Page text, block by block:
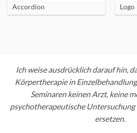
Accordion Logo
Ich weise ausdrücklich darauf hin,
Körpertherapie in
Seminaren keinen Arzt, keine
psychotherapeutische
ersetzen.